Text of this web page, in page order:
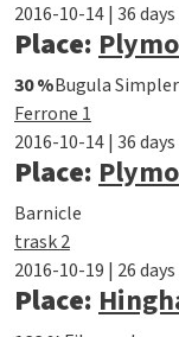
2016-10-14 | 36
Place:
30 %Bugula Simpler
Ferrone 1
2016-10-14 | 36
Place:
Barnicle
trask 2
2016-10-19 | 26
Place: